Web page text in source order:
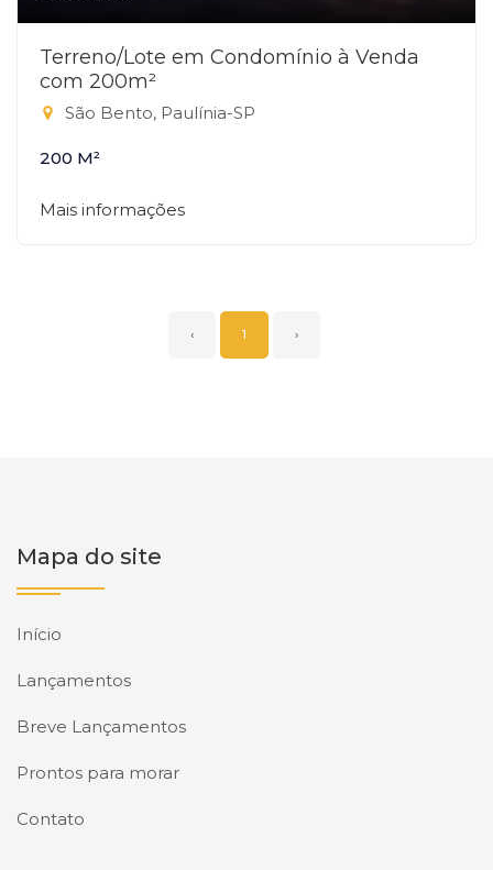
Terreno/Lote em Condomínio à Venda
com 200m²
São Bento, Paulínia-SP
200 M²
Mais informações
‹ 1 ›
Mapa do site
Início
Lançamentos
Breve Lançamentos
Prontos para morar
Contato